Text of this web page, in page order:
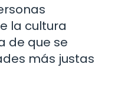
la cultura
de que se
más justas